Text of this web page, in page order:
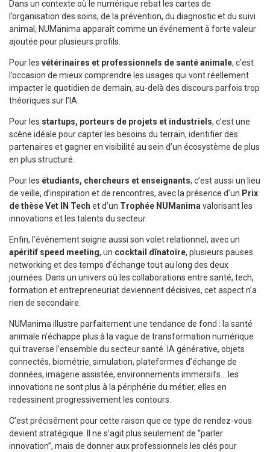
Dans un contexte où le numérique rebat les cartes de
l’organisation des soins, de la prévention, du diagnostic et du suivi
animal, NUManima apparaît comme un événement à forte valeur
ajoutée pour plusieurs profils.
Pour les vétérinaires et professionnels de santé animale, c’est
l’occasion de mieux comprendre les usages qui vont réellement
impacter le quotidien de demain, au-delà des discours parfois trop
théoriques sur l’IA.
Pour les startups, porteurs de projets et industriels, c’est une
scène idéale pour capter les besoins du terrain, identifier des
partenaires et gagner en visibilité au sein d’un écosystème de plus
en plus structuré.
Pour les étudiants, chercheurs et enseignants, c’est aussi un lieu
de veille, d’inspiration et de rencontres, avec la présence d’un Prix
de thèse Vet IN Tech et d’un Trophée NUManima valorisant les
innovations et les talents du secteur.
Enfin, l’événement soigne aussi son volet relationnel, avec un
apéritif speed meeting, un cocktail dînatoire, plusieurs pauses
networking et des temps d’échange tout au long des deux
journées. Dans un univers où les collaborations entre santé, tech,
formation et entrepreneuriat deviennent décisives, cet aspect n’a
rien de secondaire.
NUManima illustre parfaitement une tendance de fond : la santé
animale n’échappe plus à la vague de transformation numérique
qui traverse l’ensemble du secteur santé. IA générative, objets
connectés, biométrie, simulation, plateformes d’échange de
données, imagerie assistée, environnements immersifs… les
innovations ne sont plus à la périphérie du métier, elles en
redessinent progressivement les contours.
C’est précisément pour cette raison que ce type de rendez-vous
devient stratégique. Il ne s’agit plus seulement de “parler
innovation”, mais de donner aux professionnels les clés pour